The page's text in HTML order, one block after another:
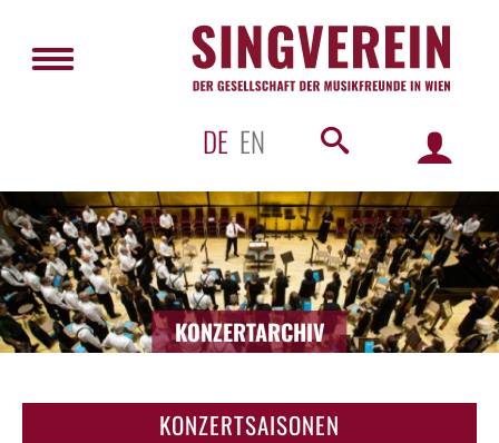
DE EN
KONZERTARCHIV
KONZERTSAISONEN